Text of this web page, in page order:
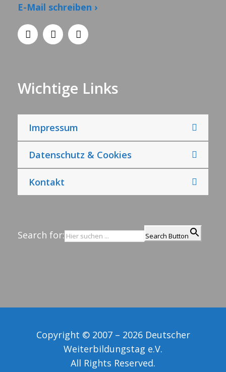
E-Mail schreiben ›
Wichtige Links
Impressum
Datenschutz & Cookies
Kontakt
Search for: Search Button
Copyright © 2007 – 2026 Deutscher
Weiterbildungstag e.V.
All Rights Reserved.